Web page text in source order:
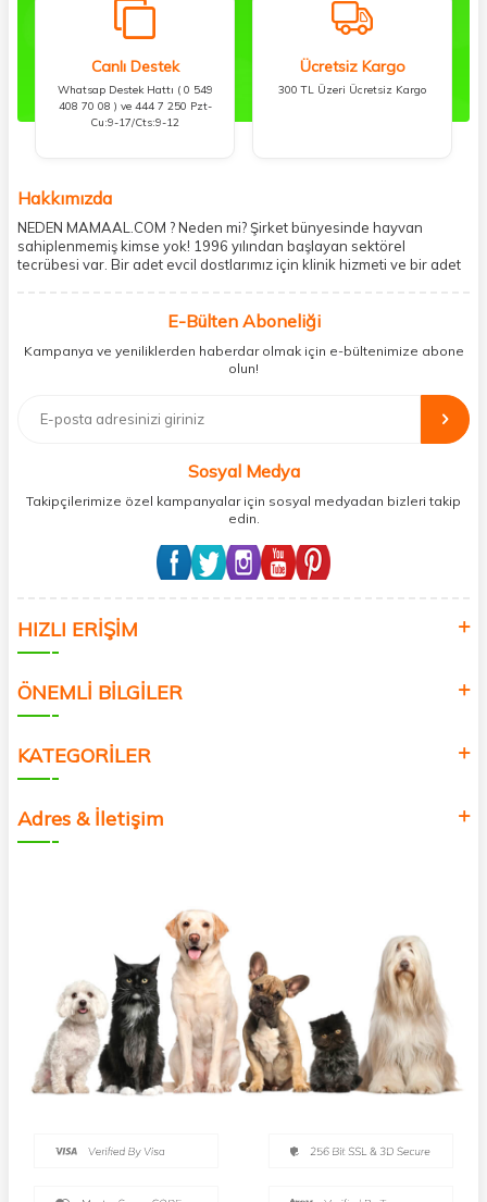
Canlı Destek
Whatsap Destek Hattı ( 0 549
408 70 08 ) ve 444 7 250 Pzt-
Cu:9-17/Cts:9-12
Ücretsiz Kargo
300 TL Üzeri Ücretsiz Kargo
Hakkımızda
NEDEN MAMAAL.COM ? Neden mi? Şirket bünyesinde hayvan
sahiplenmemiş kimse yok! 1996 yılından başlayan sektörel
tecrübesi var. Bir adet evcil dostlarımız için klinik hizmeti ve bir adet
mobil şubesi ile tüketicilerine en hızlı ve güvenilir teslimatı garanti
etmektedir. Havale-EFT ve kredi kartı gibi ödeme seçenekleri ile
müşterilerini ödeme hususunda imkan sağlamıştır. Sosyal
sorumluluğu kesinlikle es geçmeyerek, mamaal.com üzerinden satışı
yapılan her ürün için sokak hayvanlarına aylık ve düzenli olarak
bağış işlemi gerçekleştirmektedir.
E-Bülten Aboneliği
Kampanya ve yeniliklerden haberdar olmak için e-bültenimize abone
olun!
Sosyal Medya
Takipçilerimize özel kampanyalar için sosyal medyadan bizleri takip
edin.
HIZLI ERİŞİM
ÖNEMLİ BİLGİLER
KATEGORİLER
Adres & İletişim